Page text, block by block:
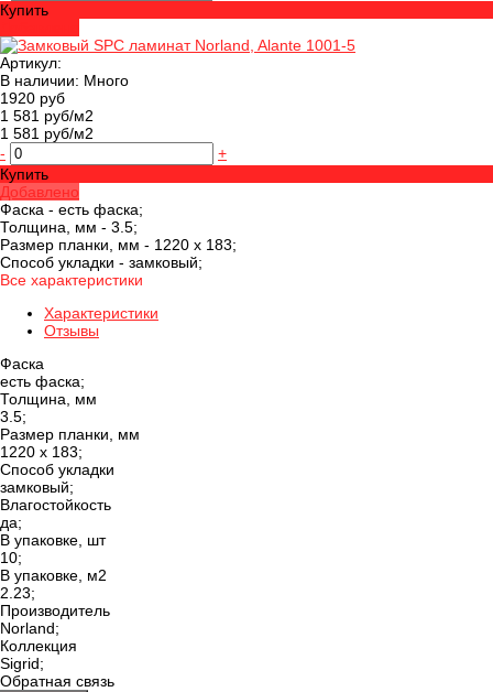
Купить
Артикул:
В наличии: Много
1920 руб
1 581 руб/м2
1 581 руб/м2
-
+
Купить
Добавлено
Фаска - есть фаска;
Толщина, мм - 3.5;
Размер планки, мм - 1220 х 183;
Способ укладки - замковый;
Все характеристики
Характеристики
Отзывы
Фаска
есть фаска;
Толщина, мм
3.5;
Размер планки, мм
1220 х 183;
Способ укладки
замковый;
Влагостойкость
да;
В упаковке, шт
10;
В упаковке, м2
2.23;
Производитель
Norland;
Коллекция
Sigrid;
Обратная связь